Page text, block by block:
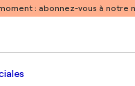
: abonnez-vous à notre